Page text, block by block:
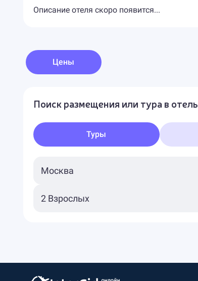
Описание отеля скоро появится...
Цены
Поиск размещения или тура в отель
Туры